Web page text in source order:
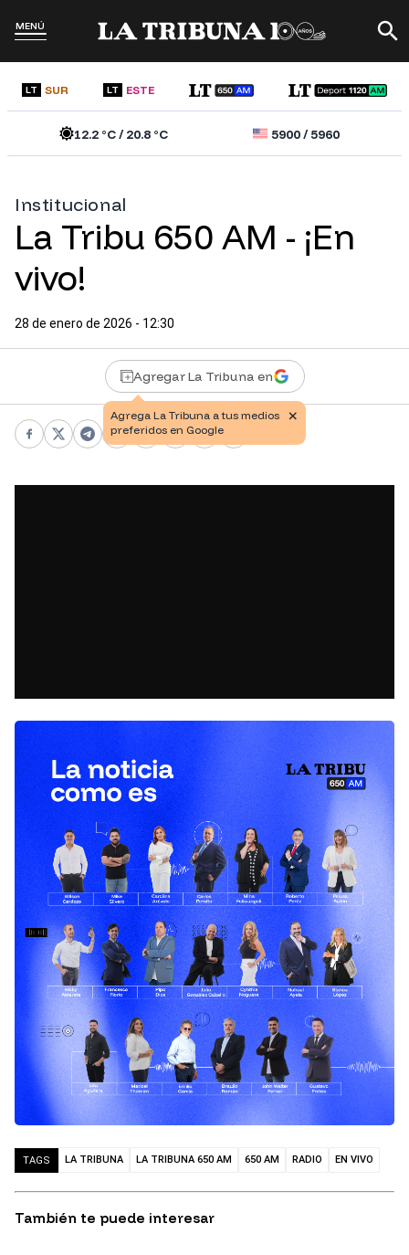
MENÚ
LT SUR LT ESTE
12.2°C /20.8°C 5900/5960
Institucional
La Tribu 650 AM - ¡En
vivo!
28 de enero de 2026 - 12:30
Agregar La Tribuna en
Facebook
X Telegram
WhatsApp
Pinterest
LinkedIn
PrintCopy link
TAGS LA TRIBUNA LA TRIBUNA 650 AM 650 AM RADIO EN VIVO
También te puede interesar